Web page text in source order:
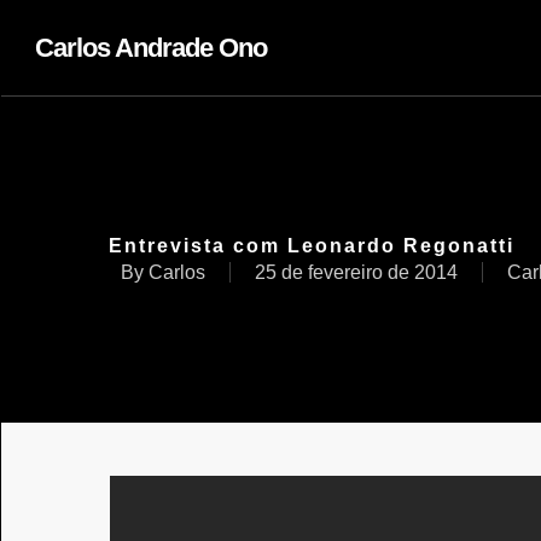
Carlos Andrade Ono
Entrevista com Leonardo Regonatti
By Carlos 25 de fevereiro de 2014